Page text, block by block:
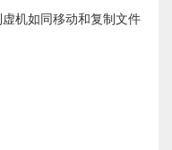
机如同移动和复制文件